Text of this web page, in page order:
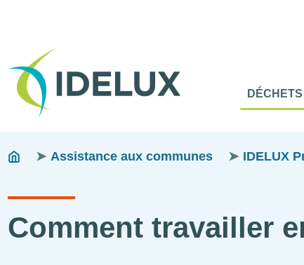
Tête
Menu
DÉCHETS
Fils
You
Assistance aux communes IDELUX
Comment travailler